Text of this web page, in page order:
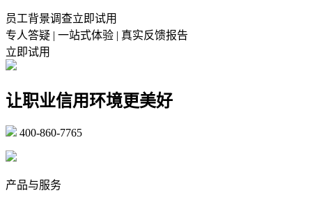
员工背景调查立即试用
专人答疑 | 一站式体验 | 真实反馈报告
立即试用
让职业信用环境更美好
400-860-7765
产品与服务